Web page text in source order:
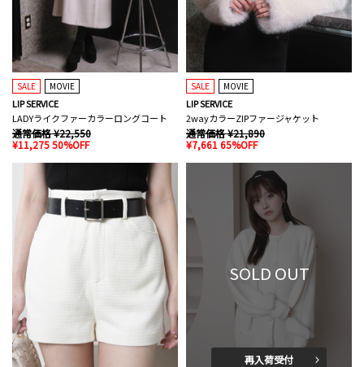
SALE MOVIE
LIP SERVICE
LADYライクファーカラーロングコート
通常価格 ¥22,550
¥11,275 50%OFF
SALE MOVIE
LIP SERVICE
2wayカラーZIPファージャケット
通常価格 ¥21,890
¥7,661 65%OFF
SOLD OUT
再入荷受付